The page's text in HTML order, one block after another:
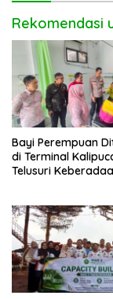
Rekomendasi
Bayi Perempuan
di Terminal
Telusuri